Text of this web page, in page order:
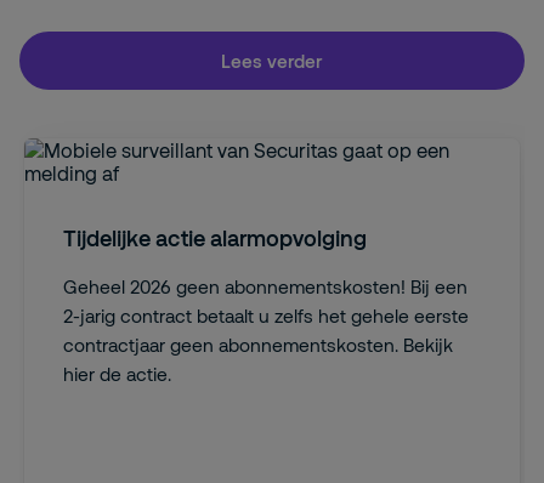
Lees verder
Tijdelijke actie alarmopvolging
Geheel 2026 geen abonnementskosten! Bij een
2-jarig contract betaalt u zelfs het gehele eerste
contractjaar geen abonnementskosten. Bekijk
hier de actie.